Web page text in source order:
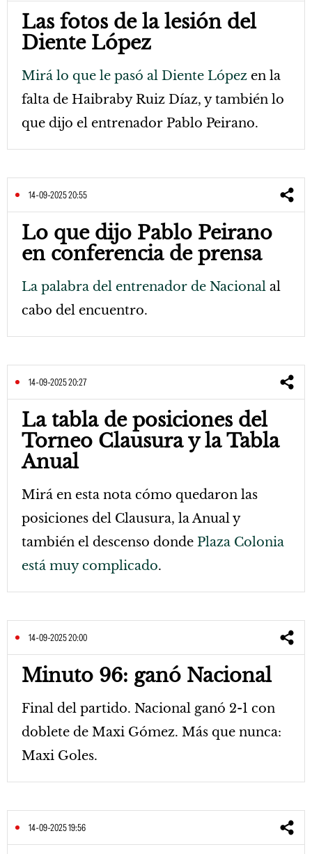
Las fotos de la lesión del
Diente López
Mirá lo que le pasó al Diente López en la
falta de Haibraby Ruiz Díaz, y también lo
que dijo el entrenador Pablo Peirano.
14-09-2025 20:55
Lo que dijo Pablo Peirano
en conferencia de prensa
La palabra del entrenador de Nacional al
cabo del encuentro.
14-09-2025 20:27
La tabla de posiciones del
Torneo Clausura y la Tabla
Anual
Mirá en esta nota cómo quedaron las
posiciones del Clausura, la Anual y
también el descenso donde Plaza Colonia
está muy complicado.
14-09-2025 20:00
Minuto 96: ganó Nacional
Final del partido. Nacional ganó 2-1 con
doblete de Maxi Gómez. Más que nunca:
Maxi Goles.
14-09-2025 19:56